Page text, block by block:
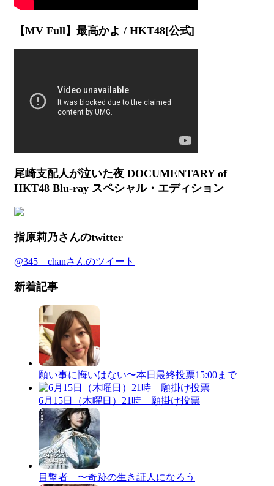
【MV Full】最高かよ / HKT48[公式]
尾崎支配人が泣いた夜 DOCUMENTARY of
HKT48 Blu-ray スペシャル・エディション
指原莉乃さんのtwitter
@345__chanさんのツイート
新着記事
願い事に悔いはない〜本日最終投票15:00まで
6月15日（木曜日）21時 願掛け投票
目撃者 〜奇跡の生き証人になろう